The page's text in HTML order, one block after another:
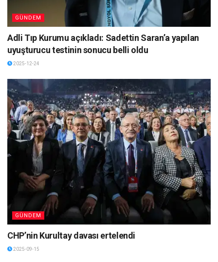
GÜNDEM
Adli Tıp Kurumu açıkladı: Sadettin Saran’a yapılan
uyuşturucu testinin sonucu belli oldu
2025-12-24
GÜNDEM
CHP’nin Kurultay davası ertelendi
2025-09-15